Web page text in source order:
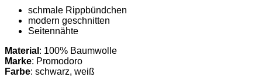
schmale Rippbündchen
modern geschnitten
Seitennähte
Material : 100% Baumwolle
Marke: Promodoro
Farbe: schwarz, weiß